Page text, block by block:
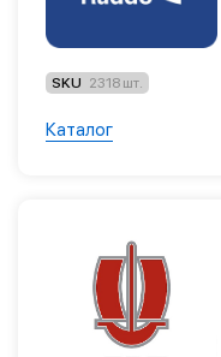
SKU 2318 шт.
Каталог